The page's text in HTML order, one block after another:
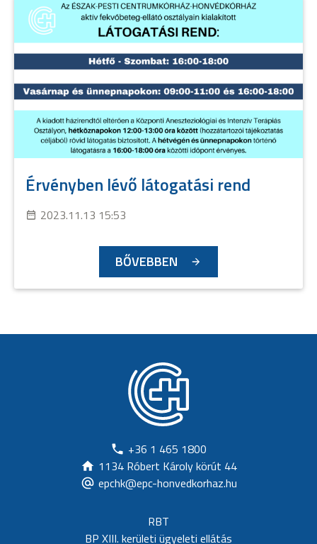
Érvényben lévő látogatási rend
2023.11.13 15:53
BŐVEBBEN
+36 1 465 1800
1134 Róbert Károly körút 44
epchk@epc-honvedkorhaz.hu
RBT
BP XIII. kerületi ügyeleti ellátás